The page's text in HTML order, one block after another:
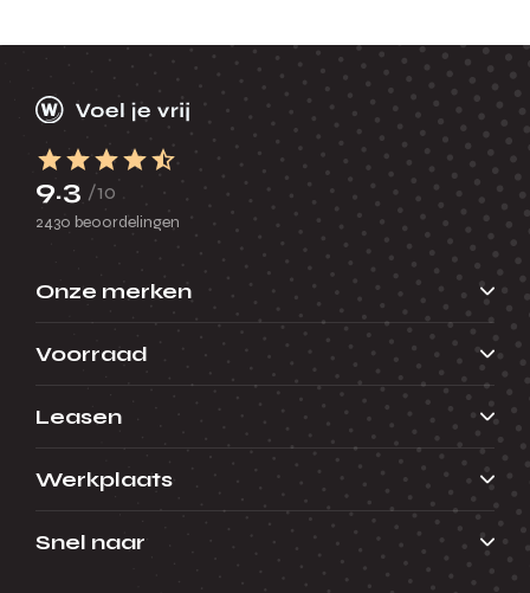
9.3 /10
2430 beoordelingen
Onze merken
Voorraad
Leasen
Werkplaats
Snel naar